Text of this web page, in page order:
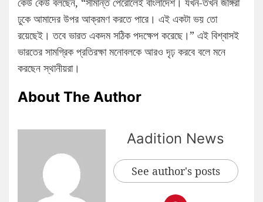
ঢুকে আমাদের উপর আক্রমণ করতে পারে। এই একটা ভয় তো
রয়েছেই। তবে ভারত একদম সঠিক পদক্ষেপ করেছে।” এই বিশ্বাসই
ভারতের সামগ্রিক প্রতিরক্ষা মনোবলকে আরও দৃঢ় করবে বলে মনে
করছেন স্থানীয়রা।
About The Author
Aadition News
See author's posts